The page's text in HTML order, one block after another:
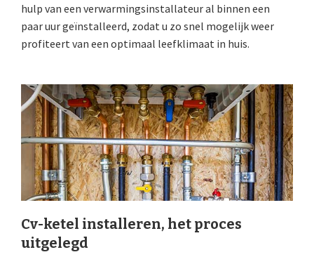
hulp van een verwarmingsinstallateur al binnen een
paar uur geïnstalleerd, zodat u zo snel mogelijk weer
profiteert van een optimaal leefklimaat in huis.
Cv-ketel installeren, het proces
uitgelegd